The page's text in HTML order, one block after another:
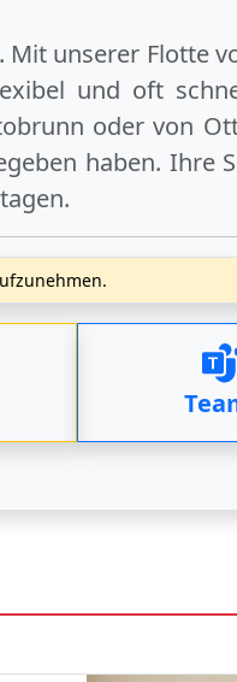
unserer Flotte
und oft
odervon
haben. Ihre
.